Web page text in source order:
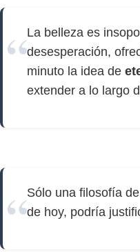
La belleza es
desesperación,
minuto la idea de
extender a lo largo
Sólo una filosofía de
de hoy, podría